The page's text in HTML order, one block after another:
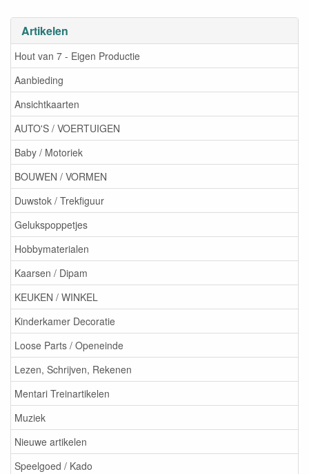
Artikelen
Hout van 7 - Eigen Productie
Aanbieding
Ansichtkaarten
AUTO'S / VOERTUIGEN
Baby / Motoriek
BOUWEN / VORMEN
Duwstok / Trekfiguur
Gelukspoppetjes
Hobbymaterialen
Kaarsen / Dipam
KEUKEN / WINKEL
Kinderkamer Decoratie
Loose Parts / Openeinde
Lezen, Schrijven, Rekenen
Mentari Treinartikelen
Muziek
Nieuwe artikelen
Speelgoed / Kado